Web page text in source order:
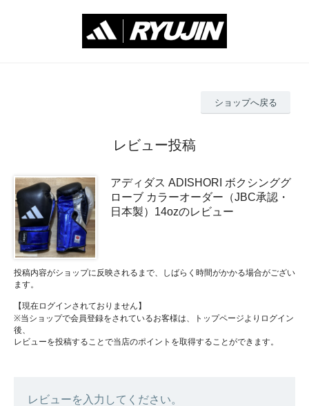
ショップへ戻る
レビュー投稿
アディダス ADISHORI ボクシンググ
ローブ カラーオーダー（JBC承認・
日本製）14ozのレビュー
投稿内容がショップに反映されるまで、しばらく時間がかかる場合がござい
ます。
【現在ログインされておりません】
※当ショップで会員登録をされているお客様は、トップページよりログイン
後、
レビューを投稿することで当店のポイントを取得することができます。
レビューを入力してください。